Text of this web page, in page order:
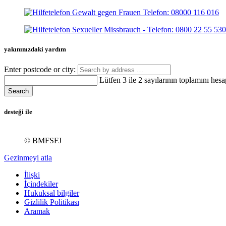
yakınınızdaki yardım
Enter postcode or city:
Lütfen 3 ile 2 sayılarının toplamını
Search
desteği ile
© BMFSFJ
Gezinmeyi atla
İlişki
İçindekiler
Hukuksal bilgiler
Gizlilik Politikası
Aramak